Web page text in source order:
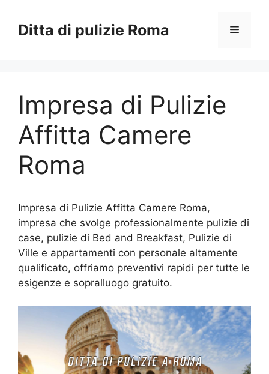
contenuto
Ditta di pulizie Roma Menu
Impresa di Pulizie
Affitta Camere
Roma
Impresa di Pulizie Affitta Camere Roma,
impresa che svolge professionalmente pulizie di
case, pulizie di Bed and Breakfast, Pulizie di
Ville e appartamenti con personale altamente
qualificato, offriamo preventivi rapidi per tutte le
esigenze e sopralluogo gratuito.